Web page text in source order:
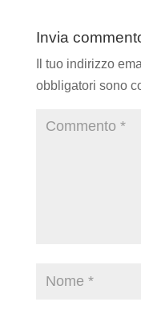
Invia
Il tuo indirizzo
obbligatori sono